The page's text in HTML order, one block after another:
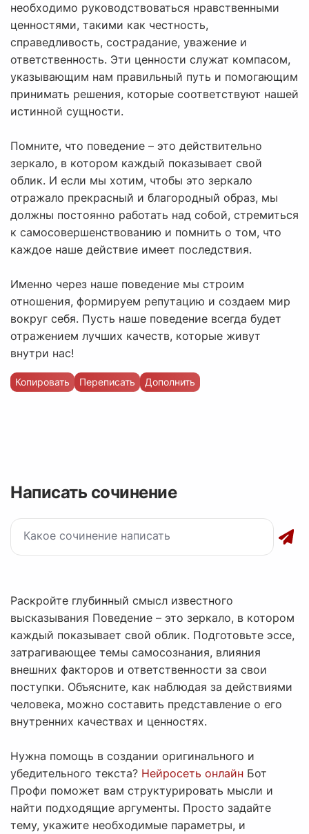
необходимо руководствоваться нравственными
ценностями, такими как честность,
справедливость, сострадание, уважение и
ответственность. Эти ценности служат компасом,
указывающим нам правильный путь и помогающим
принимать решения, которые соответствуют нашей
истинной сущности.
Помните, что поведение – это действительно
зеркало, в котором каждый показывает свой
облик. И если мы хотим, чтобы это зеркало
отражало прекрасный и благородный образ, мы
должны постоянно работать над собой, стремиться
к самосовершенствованию и помнить о том, что
каждое наше действие имеет последствия.
Именно через наше поведение мы строим
отношения, формируем репутацию и создаем мир
вокруг себя. Пусть наше поведение всегда будет
отражением лучших качеств, которые живут
внутри нас!
Копировать Переписать Дополнить
Написать сочинение
Раскройте глубинный смысл известного
высказывания Поведение – это зеркало, в котором
каждый показывает свой облик. Подготовьте эссе,
затрагивающее темы самосознания, влияния
внешних факторов и ответственности за свои
поступки. Объясните, как наблюдая за действиями
человека, можно составить представление о его
внутренних качествах и ценностях.
Нужна помощь в создании оригинального и
убедительного текста? Нейросеть онлайн Бот
Профи поможет вам структурировать мысли и
найти подходящие аргументы. Просто задайте
тему, укажите необходимые параметры, и